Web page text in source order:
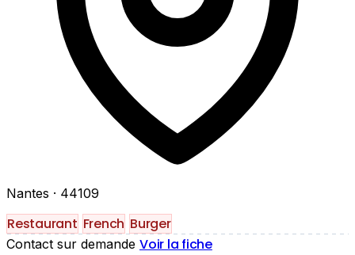
Nantes · 44109
Restaurant French Burger
Contact sur demande Voir la fiche